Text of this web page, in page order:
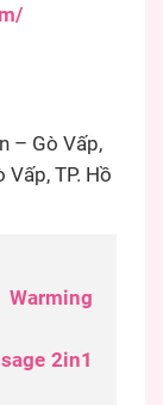
– Gò Vấp,
TP. Hồ
2in1